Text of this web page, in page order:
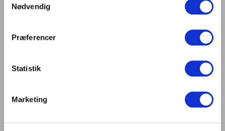
Nødvendig
Præferencer
Statistik
Marketing
kommende års tid frem.
14.40 ENERGIOPTIMERING MED ADAPTIVT LYS I
Kjell Yngve Petersen, Head of Research, Atelier
KHR Architecture at KHR
til at eksperimentere med LED-lys med henblik på at
skolen? Dette med fokus på klimatisk og social